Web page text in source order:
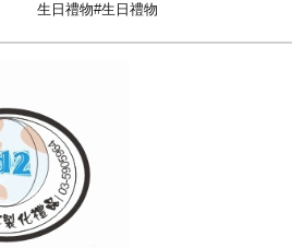
生日禮物#生日禮物